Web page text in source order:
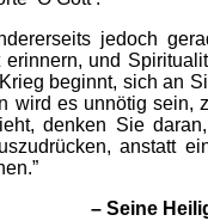
jedoch
und
beginnt, sich an
wird es unnötig sein,
denken Sie
anstatt
– Seine